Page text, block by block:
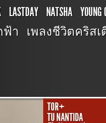
LASTDAY NATSHA YOUNG
ฟ้า เพลงชีวิตคริสเตียน
TOR+
TU NANTIDA